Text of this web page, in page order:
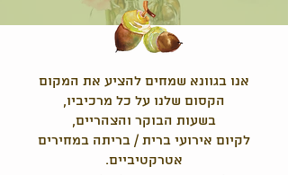
אנו בגוונא שמחים להציע את המקום
הקסום שלנו על כל מרכיביו,
בשעות הבוקר והצהריים,
לקיום אירועי ברית / בריתה במחירים
אטרקטיביים.